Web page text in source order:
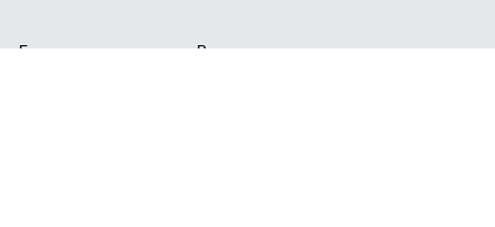
Безопасная сделка Вопрос-ответ